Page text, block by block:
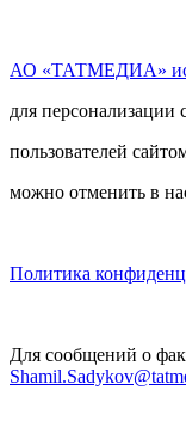
АО «ТАТМЕДИА»
для персонализации
пользователей
можно отменить в
Политика
Для сообщений о